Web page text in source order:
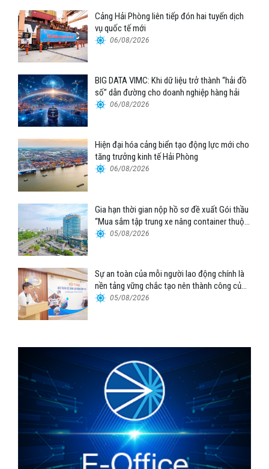
Cảng Hải Phòng liên tiếp đón hai tuyến dịch
vụ quốc tế mới
06/08/2026
BIG DATA VIMC: Khi dữ liệu trở thành “hải đồ
số” dẫn đường cho doanh nghiệp hàng hải
06/08/2026
Hiện đại hóa cảng biển tạo động lực mới cho
tăng trưởng kinh tế Hải Phòng
06/08/2026
Gia hạn thời gian nộp hồ sơ đề xuất Gói thầu
“Mua sắm tập trung xe nâng container thuộc
Tổng công ty Hàng hải Việt Nam – CTCP”
05/08/2026
Sự an toàn của mỗi người lao động chính là
nền tảng vững chắc tạo nên thành công của
Cảng Đà Nẵng
05/08/2026